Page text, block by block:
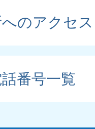
のアクセス
番号一覧